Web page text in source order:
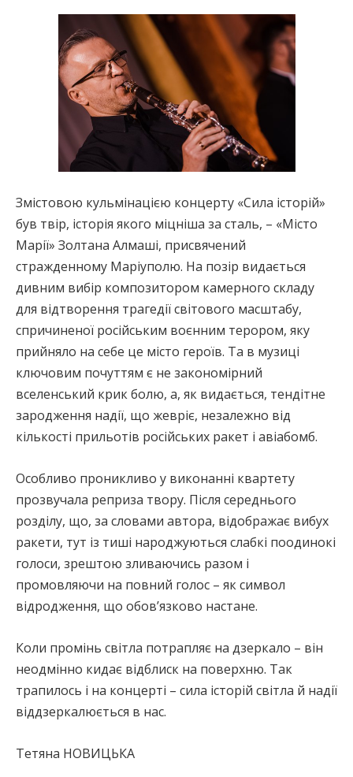
Змістовою кульмінацією концерту «Сила історій»
був твір, історія якого міцніша за сталь, – «Місто
Марії» Золтана Алмаші, присвячений
стражденному Маріуполю. На позір видається
дивним вибір композитором камерного складу
для відтворення трагедії світового масштабу,
спричиненої російським воєнним терором, яку
прийняло на себе це місто героїв. Та в музиці
ключовим почуттям є не закономірний
вселенський крик болю, а, як видається, тендітне
зародження надії, що жевріє, незалежно від
кількості прильотів російських ракет і авіабомб.
Особливо проникливо у виконанні квартету
прозвучала реприза твору. Після середнього
розділу, що, за словами автора, відображає вибух
ракети, тут із тиші народжуються слабкі поодинокі
голоси, зрештою зливаючись разом і
промовляючи на повний голос – як символ
відродження, що обов’язково настане.
Коли промінь світла потрапляє на дзеркало – він
неодмінно кидає відблиск на поверхню. Так
трапилось і на концерті – сила історій світла й надії
віддзеркалюється в нас.
Тетяна НОВИЦЬКА